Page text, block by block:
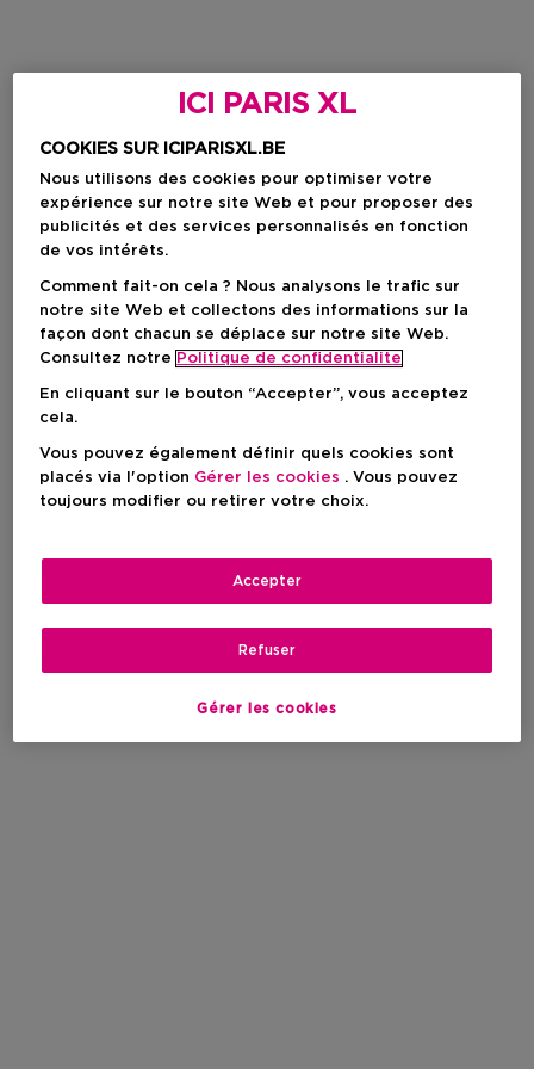
ICI PARIS XL
COOKIES SUR ICIPARISXL.BE
Nous utilisons des cookies pour optimiser votre
expérience sur notre site Web et pour proposer des
publicités et des services personnalisés en fonction
de vos intérêts.
Comment fait-on cela ? Nous analysons le trafic sur
notre site Web et collectons des informations sur la
façon dont chacun se déplace sur notre site Web.
Consultez notre Politique de confidentialite
En cliquant sur le bouton “Accepter”, vous acceptez
cela.
Vous pouvez également définir quels cookies sont
placés via l'option Gérer les cookies . Vous pouvez
toujours modifier ou retirer votre choix.
Gérer les cookies
Refuser
Accepter